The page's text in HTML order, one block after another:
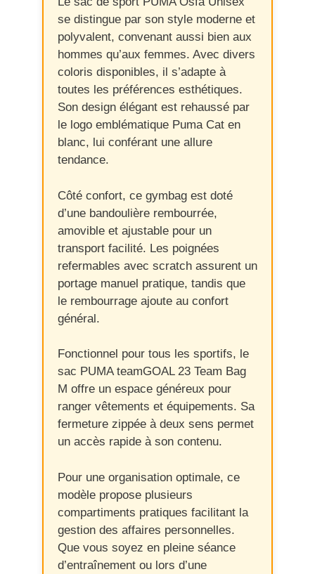
se distingue par son style moderne et
polyvalent, convenant aussi bien aux
hommes qu’aux femmes. Avec divers
coloris disponibles, il s’adapte à
toutes les préférences esthétiques.
Son design élégant est rehaussé par
le logo emblématique Puma Cat en
blanc, lui conférant une allure
tendance.
Côté confort, ce gymbag est doté
d’une bandoulière rembourrée,
amovible et ajustable pour un
transport facilité. Les poignées
refermables avec scratch assurent un
portage manuel pratique, tandis que
le rembourrage ajoute au confort
général.
Fonctionnel pour tous les sportifs, le
sac PUMA teamGOAL 23 Team Bag
M offre un espace généreux pour
ranger vêtements et équipements. Sa
fermeture zippée à deux sens permet
un accès rapide à son contenu.
Pour une organisation optimale, ce
modèle propose plusieurs
compartiments pratiques facilitant la
gestion des affaires personnelles.
Que vous soyez en pleine séance
d’entraînement ou lors d’une